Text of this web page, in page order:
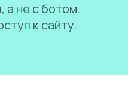
а не с ботом.
к сайту.